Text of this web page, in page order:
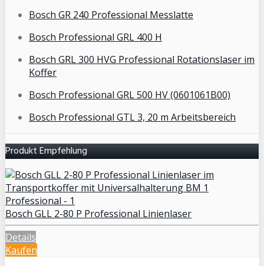
Bosch GR 240 Professional Messlatte
Bosch Professional GRL 400 H
Bosch GRL 300 HVG Professional Rotationslaser im
Koffer
Bosch Professional GRL 500 HV (0601061B00)
Bosch Professional GTL 3, 20 m Arbeitsbereich
Produkt Empfehlung
Bosch GLL 2-80 P Professional Linienlaser
Details
Kaufen